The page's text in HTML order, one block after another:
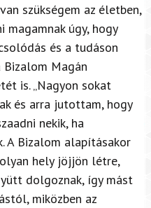
szükségem az életben,
úgy, hogy
és a tudáson
Magán
is. „Nagyon sokat
és arra jutottam, hogy
nekik, ha
A Bizalom alapításakor
hely jöjjön létre,
dolgoznak, így mást
miközben az